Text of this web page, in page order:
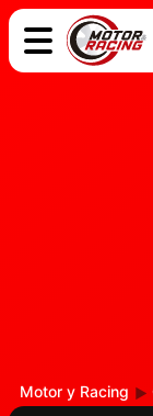
Motor y Racing